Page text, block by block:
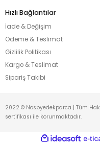
Hızlı Bağlantılar
İade & Değişim
Ödeme & Teslimat
Gizlilik Politikası
Kargo & Teslimat
Sipariş Takibi
2022 © Nospyedekparca | Tüm
sertifikası ile korunmaktadır.
ideasoft